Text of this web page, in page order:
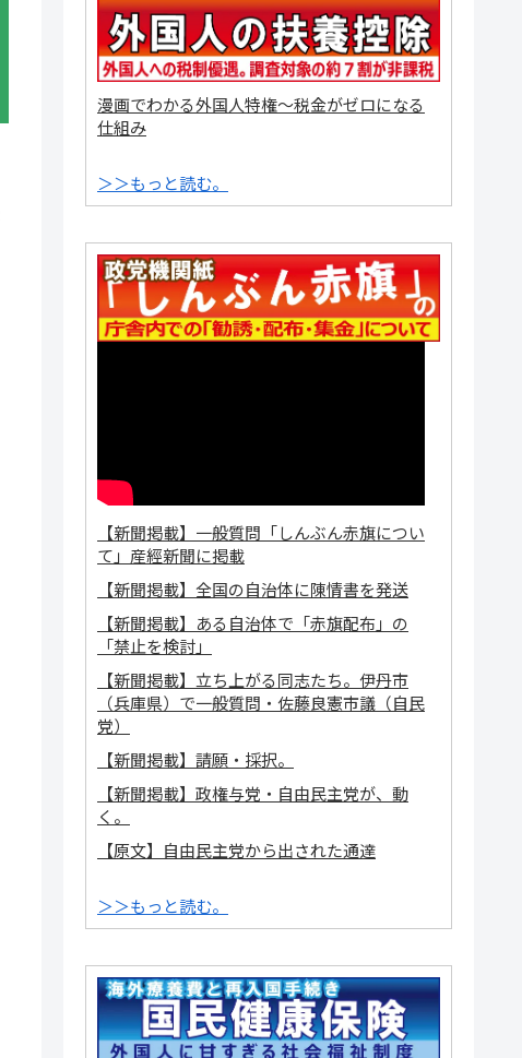
漫画でわかる外国人特権～税金がゼロになる
仕組み
＞＞もっと読む。
【新聞掲載】一般質問「しんぶん赤旗につい
て」産經新聞に掲載
【新聞掲載】全国の自治体に陳情書を発送
【新聞掲載】ある自治体で「赤旗配布」の
「禁止を検討」
【新聞掲載】立ち上がる同志たち。伊丹市
（兵庫県）で一般質問・佐藤良憲市議（自民
党）
【新聞掲載】請願・採択。
【新聞掲載】政権与党・自由民主党が、動
く。
【原文】自由民主党から出された通達
＞＞もっと読む。